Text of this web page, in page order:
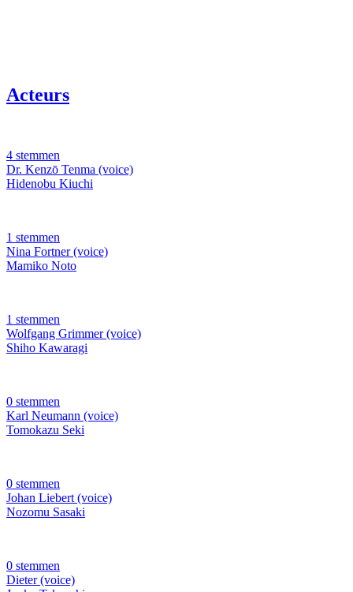
Acteurs
4 stemmen
Dr. Kenzō Tenma (voice)
Hidenobu Kiuchi
1 stemmen
Nina Fortner (voice)
Mamiko Noto
1 stemmen
Wolfgang Grimmer (voice)
Shiho Kawaragi
0 stemmen
Karl Neumann (voice)
Tomokazu Seki
0 stemmen
Johan Liebert (voice)
Nozomu Sasaki
0 stemmen
Dieter (voice)